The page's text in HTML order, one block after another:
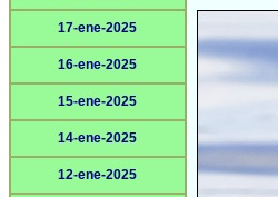
17-ene-2025
16-ene-2025
15-ene-2025
14-ene-2025
12-ene-2025